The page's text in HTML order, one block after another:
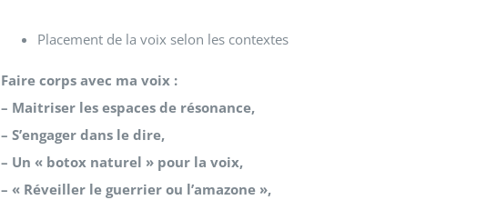
Placement de la voix selon les contextes
Faire corps avec ma voix :
– Maitriser les espaces de résonance,
– S’engager dans le dire,
– Un « botox naturel » pour la voix,
– « Réveiller le guerrier ou l’amazone »,